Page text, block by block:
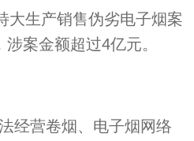
大生产销售伪劣电子烟案
案金额超过4亿元。
经营卷烟、电子烟网络